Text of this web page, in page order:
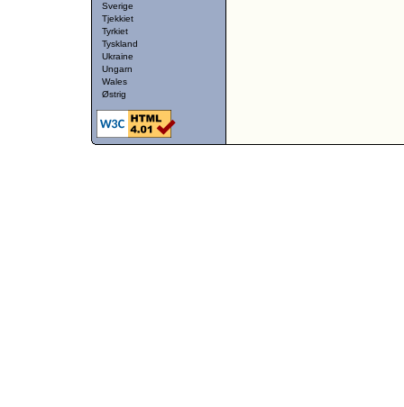
Sverige
Tjekkiet
Tyrkiet
Tyskland
Ukraine
Ungarn
Wales
Østrig